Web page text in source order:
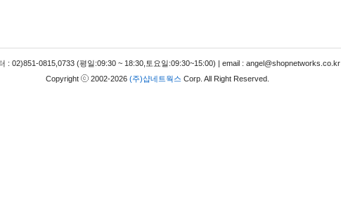
: 02)851-0815,0733 (평일:09:30 ~ 18:30,토요일:09:30~15:00) | email : angel@shopnetworks.co.kr
Copyright
2002-2026 (주)샵네트웍스 Corp. All Right Reserved.